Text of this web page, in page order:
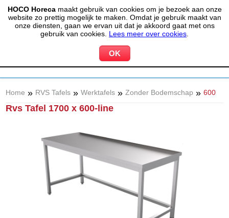
HOCO Horecamaakt gebruik van cookies om je bezoek aan onze
website zo prettig mogelijk te maken. Omdat je gebruik maakt van
onze diensten, gaan we ervan uit dat je akkoord gaat met ons
gebruik van cookies. Lees meer over cookies
(020) 497 6325 info@hocohoreca.nl
MIJN ACCOUNT 0 WINKELWAGEN
Home » RVS Tafels » Werktafels » Zonder Bodemschap » 600
Rvs Tafel 1700 x 600-line